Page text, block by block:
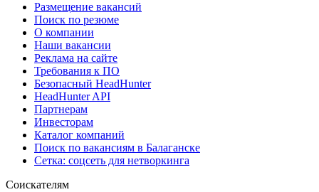
Размещение вакансий
Поиск по резюме
О компании
Наши вакансии
Реклама на сайте
Требования к ПО
Безопасный HeadHunter
HeadHunter API
Партнерам
Инвесторам
Каталог компаний
Поиск по вакансиям в Балаганске
Сетка: соцсеть для нетворкинга
Соискателям